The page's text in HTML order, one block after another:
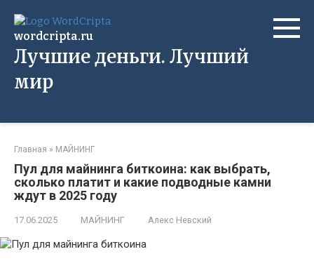
контенту
wordcripta.ru
Лучшие деньги. Лучший
мир
Главная » МАЙНИНГ
Пул для майнинга биткоина: как выбрать,
сколько платит и какие подводные камни
ждут в 2025 году
17.06.2025 МАЙНИНГ Алекс Невский